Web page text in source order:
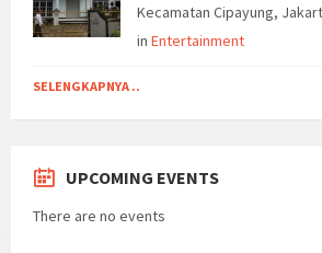
Kecamatan Cipayung,
in Entertainment
SELENGKAPNYA ..
UPCOMING EVENTS
There are no events